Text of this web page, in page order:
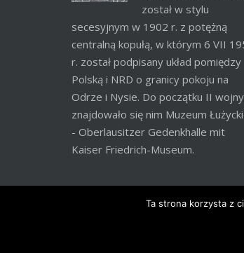
został w stylu
secesyjnym w 1902 r. z potężną
centralną kopułą, w którym 6 VII
r. został podpisany układ pomiędzy
Polską i NRD o granicy pokoju na
Odrze i Nysie. Do początku II wojny
znajdowało się nim Muzeum
- Oberlausitzer Gedenkhalle mit
Kaiser Friedrich-Museum.
© 2020 Wszelkie prawa zastrzeżone.
Ta strona korzysta z